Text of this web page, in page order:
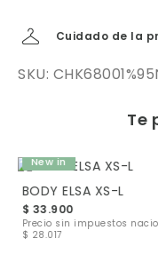
Cuidado de la
SKU:
Te
New in
BODY ELSA XS-L
$ 33.900
Precio sin impuestos
$ 28.017